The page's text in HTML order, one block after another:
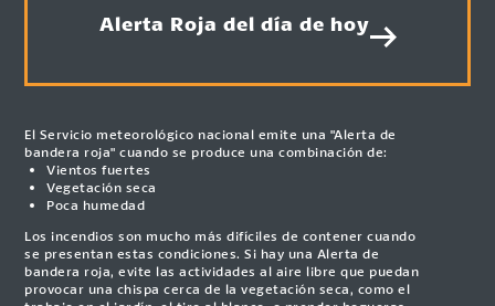
Alerta Roja del día de hoy
El Servicio meteorológico nacional emite una "Alerta de
bandera roja" cuando se produce una combinación de:
Vientos fuertes
Vegetación seca
Poca humedad
Los incendios son mucho más difíciles de contener cuando
se presentan estas condiciones. Si hay una Alerta de
bandera roja, evite las actividades al aire libre que puedan
provocar una chispa cerca de la vegetación seca, como el